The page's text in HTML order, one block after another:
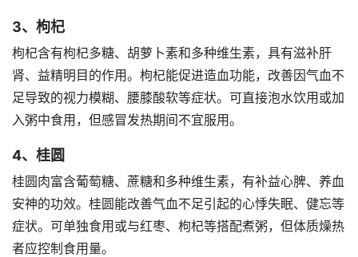
3、枸杞
枸杞含有枸杞多糖、胡萝卜素和多种维生素，具有滋补肝
肾、益精明目的作用。枸杞能促进造血功能，改善因气血不
足导致的视力模糊、腰膝酸软等症状。可直接泡水饮用或加
入粥中食用，但感冒发热期间不宜服用。
4、桂圆
桂圆肉富含葡萄糖、蔗糖和多种维生素，有补益心脾、养血
安神的功效。桂圆能改善气血不足引起的心悸失眠、健忘等
症状。可单独食用或与红枣、枸杞等搭配煮粥，但体质燥热
者应控制食用量。